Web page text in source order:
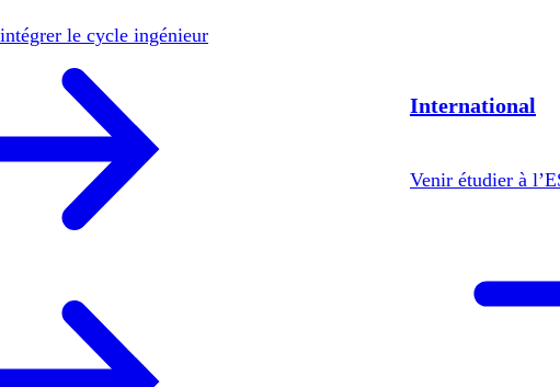
le cycle ingénieur
International
Venir étudier à